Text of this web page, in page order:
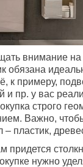
внимание на
к примеру,
и пр. у вас
строго
Важно,
пластик,
придется
нужно